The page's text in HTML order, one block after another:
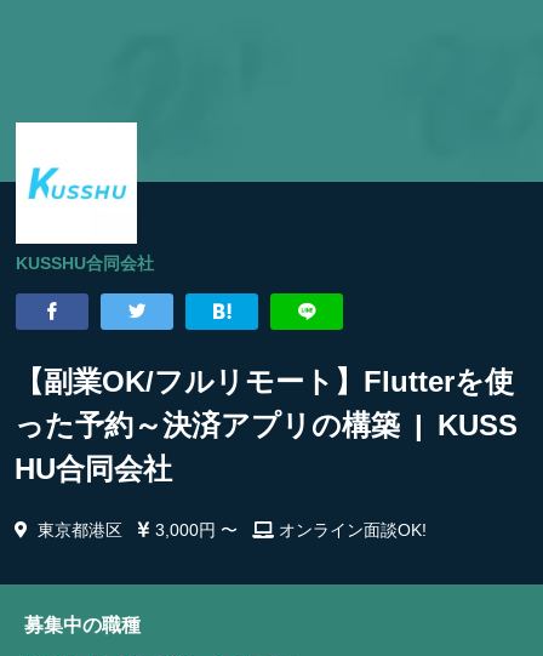
KUSSHU合同会社
【副業OK/フルリモート】Flutterを使
った予約～決済アプリの構築 | KUSS
HU合同会社
東京都港区 3,000円 〜 オンライン面談OK!
募集中の職種